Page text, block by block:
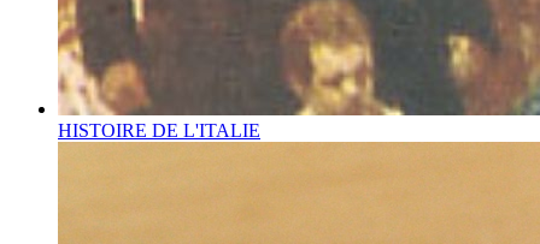
HISTOIRE DE L'ITALIE